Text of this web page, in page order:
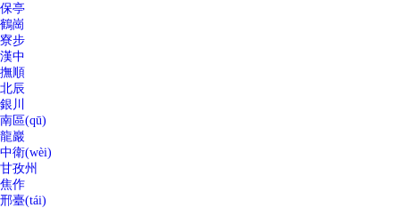
保亭
鶴崗
寮步
漢中
撫順
北辰
銀川
南區(qū)
龍巖
中衛(wèi)
甘孜州
焦作
邢臺(tái)